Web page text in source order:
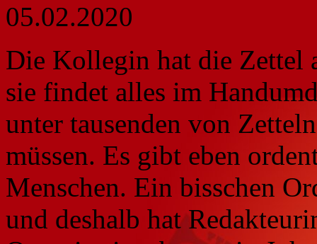
05.02.2020
Die Kollegin hat die Zettel
sie findet alles im
unter tausenden von
müssen. Es gibt eben
Menschen. Ein bisschen
und deshalb hat